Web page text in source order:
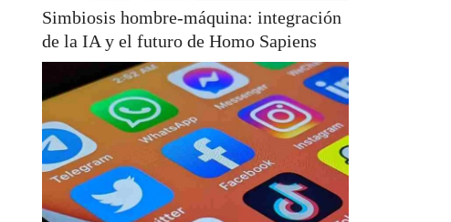
Simbiosis hombre-máquina: integración
de la IA y el futuro de Homo Sapiens